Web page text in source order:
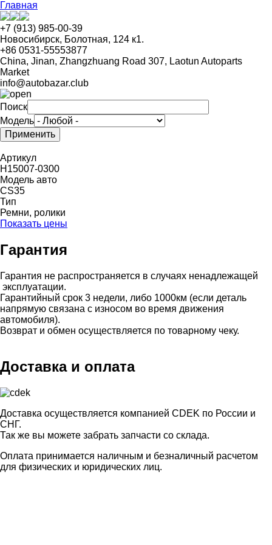
Перейти
к
основному
содержанию
Главная
+7 (913) 985-00-39
Новосибирск, Болотная, 124 к1.
+86 0531-55553877
China, Jinan, Zhangzhuang Road 307, Laotun Autoparts
Market
info@autobazar.club
Поиск
Модель
Артикул
H15007-0300
Модель авто
CS35
Тип
Ремни, ролики
Показать цены
Гарантия
Гарантия не распространяется в случаях ненадлежащей
эксплуатации.
Гарантийный срок 3 недели, либо 1000км (если деталь
напрямую связана с износом во время движения
автомобиля).
Возврат и обмен осуществляется по товарному чеку.
Доставка и оплата
Доставка осуществляется компанией CDEK по России и
СНГ.
Так же вы можете забрать запчасти со склада.
Оплата принимается наличным и безналичный расчетом
для физических и юридических лиц.